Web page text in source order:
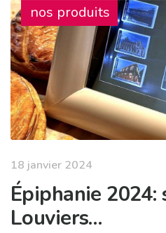
nos produits
18 janvier 2024
Épiphanie 2024:
Louviers…